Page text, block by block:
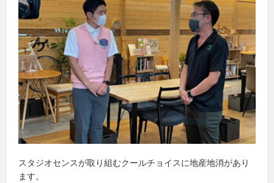
スタジオセンスが取り組むクールチョイスに地産地消があり
ます。